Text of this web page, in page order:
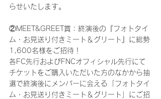
らせいたします。
②MEET&GREET賞：終演後の『フォトタイ
ム・お見送り付きミート＆グリート』に総勢
1,600名様をご招待！
各FC先行およびFNCオフィシャル先行にて
チケットをご購入いただいた方のなかから抽
選で終演後にメンバーに会える「フォトタイ
ム・お見送り付きミート＆グリート」にご招